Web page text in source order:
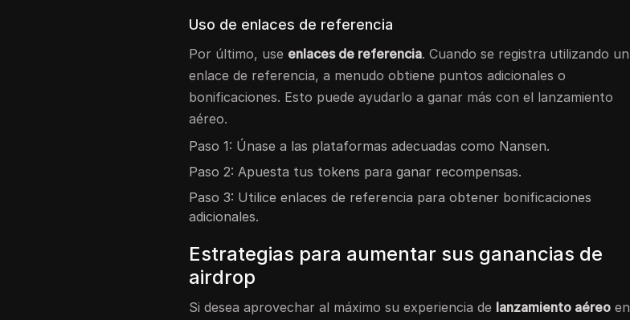
Uso de enlaces de referencia
Por último, use enlaces de referencia. Cuando se registra utilizando un
enlace de referencia, a menudo obtiene puntos adicionales o
bonificaciones. Esto puede ayudarlo a ganar más con el lanzamiento
aéreo.
Paso 1: Únase a las plataformas adecuadas como Nansen.
Paso 2: Apuesta tus tokens para ganar recompensas.
Paso 3: Utilice enlaces de referencia para obtener bonificaciones
adicionales.
Estrategias para aumentar sus ganancias de
airdrop
Si desea aprovechar al máximo su experiencia de lanzamiento aéreo en